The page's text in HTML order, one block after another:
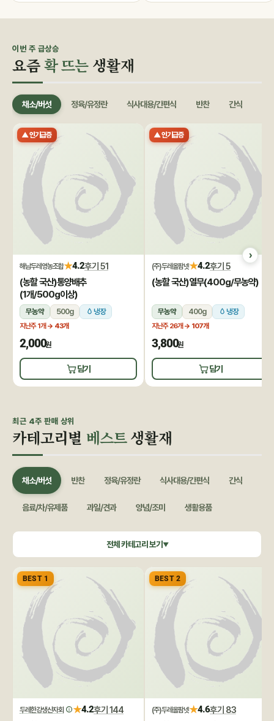
이번 주 급상승
요즘확 뜨는생활재
채소/버섯 정육/유정란 식사대용/간편식 반찬 간식
▲ 인기급증
해남두레영농조합★4.2후기 51
(농할 국산)통양배추
(1개/500g이상)
무농약 500g 냉장
지난주 1개 → 43개
2,000원
담기
▲ 인기급증
(주)두레올팜넷★4.2후기 5
(농할 국산)열무(400g/무농약)
무농약 400g 냉장
지난주 26개 → 107개
3,800원
담기
최근 4주 판매 상위
카테고리별 베스트생활재
채소/버섯 반찬 정육/유정란 식사대용/간편식 간식
음료/차/유제품 과일/견과 양념/조미 생활용품
쌀/잡곡 수산/건어물 공정무역(민중교역) 건강식품/꿀
전체 카테고리 보기 ▼
BEST 1
두레한강생산자회 ★4.2후기 144
BEST 2
(주)두레올팜넷★4.6후기 83